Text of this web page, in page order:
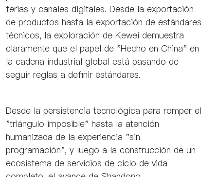
ferias y canales digitales. Desde la exportación
de productos hasta la exportación de estándares
técnicos, la exploración de Kewei demuestra
claramente que el papel de "Hecho en China" en
la cadena industrial global está pasando de
seguir reglas a definir estándares.
Desde la persistencia tecnológica para romper el
"triángulo imposible" hasta la atención
humanizada de la experiencia "sin
programación", y luego a la construcción de un
ecosistema de servicios de ciclo de vida